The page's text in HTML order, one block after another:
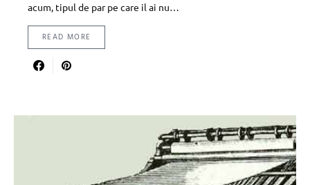
acum, tipul de par pe care il ai nu…
READ MORE